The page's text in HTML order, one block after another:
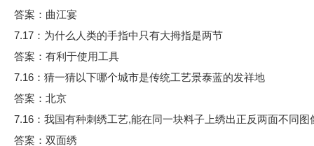
答案：曲江宴
7.17：为什么人类的手指中只有大拇指是两节
答案：有利于使用工具
7.16：猜一猜以下哪个城市是传统工艺景泰蓝的发祥地
答案：北京
7.16：我国有种刺绣工艺,能在同一块料子上绣出正反两面不同图
答案：双面绣